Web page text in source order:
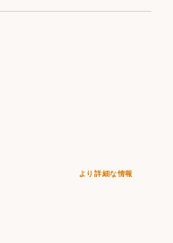
より詳細な情報